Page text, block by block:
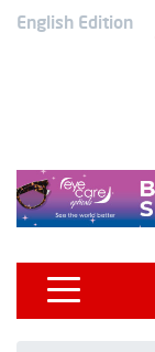
English Edition